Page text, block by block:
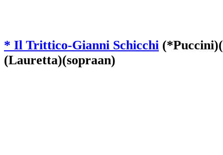
* Il Trittico-Gianni Schicchi
(Lauretta)(sopraan)